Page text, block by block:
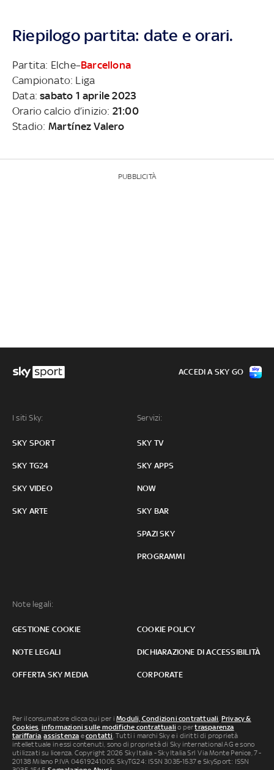
Riepilogo partita: date e orari.
Partita: Elche–Barcellona
Campionato: Liga
Data:sabato 1 aprile 2023
Orario calcio d’inizio: 21:00
Stadio: Martínez Valero
PUBBLICITÀ
I siti Sky:
SKY SPORT
SKY TG24
SKY VIDEO
SKY ARTE
Servizi:
SKY TV
SKY APPS
NOW
SKY BAR
SPAZI SKY
PROGRAMMI
Note legali:
GESTIONE COOKIE COOKIE POLICY
NOTE LEGALI DICHIARAZIONE DI ACCESSIBILITÀ
OFFERTA SKY MEDIA CORPORATE
ACCEDI A SKY GO
Per il consumatore clicca qui per iModuli, Condizioni contrattuali Privacy &
Cookies informazioni sulle modifiche contrattuali o pertrasparenza
tariffaria ,assistenza econtatti . Tutti i marchi Sky e i diritti di proprietà
intellettuale in essi contenuti, sono di proprietà di Sky international AG e sono
utilizzati su licenza. Copyright 2026 Sky Italia - Sky Italia Srl Via Monte Penice, 7 -
20138 Milano P.IVA 04619241005. SkyTG24: ISSN 3035-1537 e SkySport: ISSN